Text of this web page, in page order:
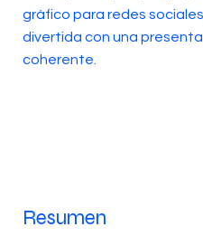
gráfico para redes
divertida con una
coherente.
Resumen